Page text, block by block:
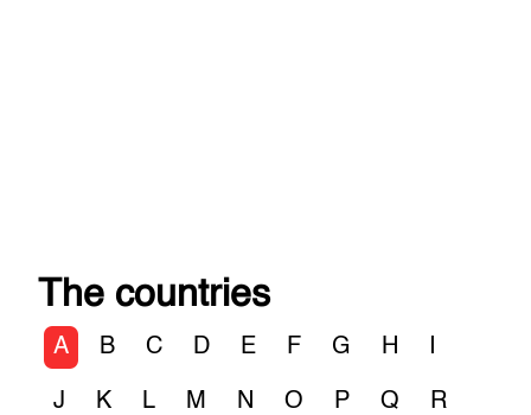
The countries
A B C D E F G H I
J K L M N O P Q R